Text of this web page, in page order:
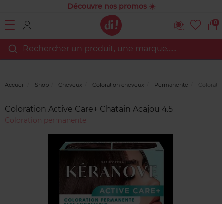
Découvre nos promos ☀️
0
Rechercher un produit, une marque…...
Accueil Shop Cheveux Coloration cheveux Permanente
clients
Coloration Active Care+ Chatain Acajou 4.5
Coloration permanente